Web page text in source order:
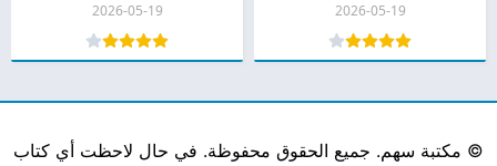
2026-05-19
2026-05-19
© مكتبة سهم. جميع الحقوق محفوظة. في حال لاحظت أي كتاب